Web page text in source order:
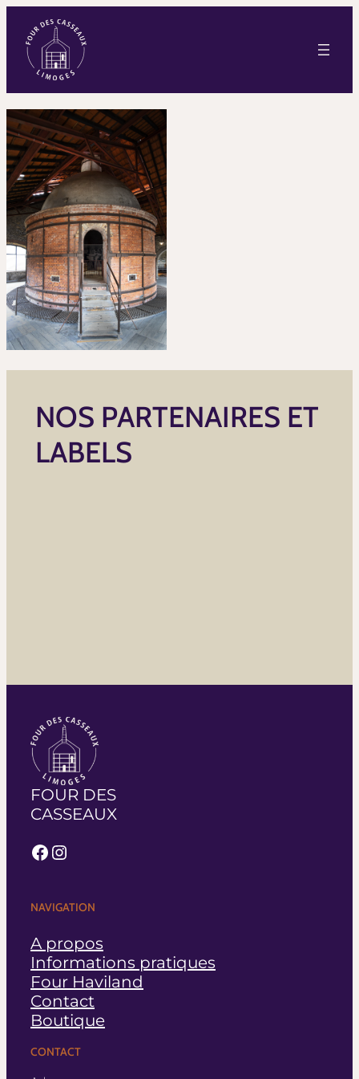
NOS PARTENAIRES ET
LABELS
FOUR DES
CASSEAUX
Facebook
Instagram
NAVIGATION
A propos
Informations pratiques
Four Haviland
Contact
Boutique
CONTACT